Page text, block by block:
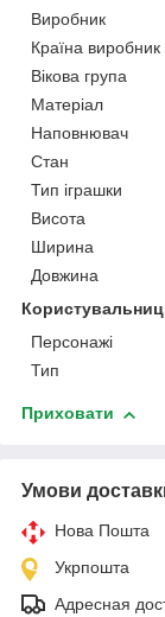
Виробник
Країна виробник
Вікова група
Матеріал
Наповнювач
Стан
Тип іграшки
Висота
Ширина
Довжина
Персонажі
Тип
Приховати
Умови
Нова Пошта
Укрпошта
Адресная